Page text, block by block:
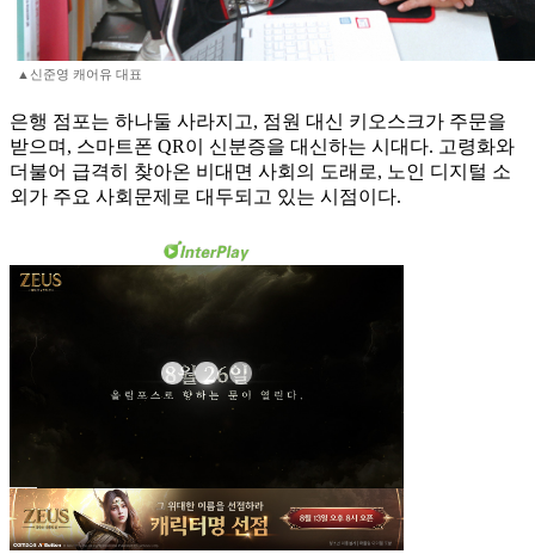
▲신준영 캐어유 대표
은행 점포는 하나둘 사라지고, 점원 대신 키오스크가 주문을
받으며, 스마트폰 QR이 신분증을 대신하는 시대다. 고령화와
더불어 급격히 찾아온 비대면 사회의 도래로, 노인 디지털 소
외가 주요 사회문제로 대두되고 있는 시점이다.